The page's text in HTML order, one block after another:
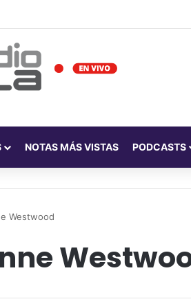
NOTAS MÁS VISTAS PODCASTS
Westwood